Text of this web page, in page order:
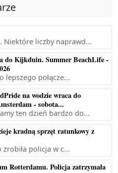
Niektóre liczby naprawd...
do Kijkduin. Summer BeachLife -
lepszego połącze...
na wodzie wraca do
- sobota...
ten dzień bardzo do...
kradną sprzęt ratunkowy z
zrobiła policja w c...
Rotterdamu. Policja zatrzymała